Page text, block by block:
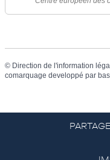
© Direction de l'information
comarquage developpé par